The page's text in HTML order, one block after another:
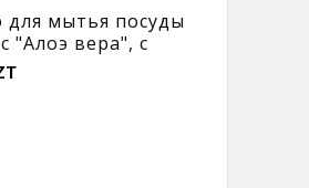
для мытья посуды
"Алоэ вера", с